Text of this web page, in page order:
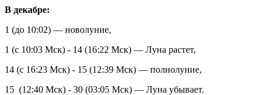
В декабре:
1 (до 10:02) — новолуние,
1 (с 10:03 Мск) - 14 (16:22 Мск) — Луна растет,
14 (с 16:23 Мск) - 15 (12:39 Мск) — полнолуние,
15 (12:40 Мск) - 30 (03:05 Мск) — Луна убывает.